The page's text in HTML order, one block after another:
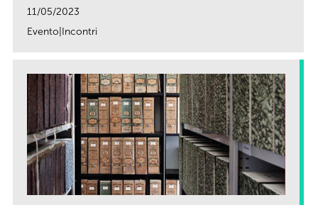
11/05/2023
Evento|Incontri